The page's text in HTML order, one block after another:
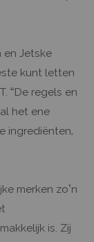
en Jetske
kunt letten
“De regels en
het ene
ingrediënten,
merken zo’n
is. Zij